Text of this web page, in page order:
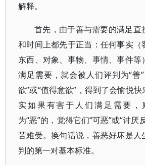
解释。
首先，由于善与需要的满足直
和时间上都先于正当：任何事实（
东西、对象、事物、事情、事件等
满足需要，就会被人们评判为“善
欲”或“值得意欲”，得到了会愉悦
实如果有害于人们满足需要，
为“恶”的，觉得它们“可恶”或“讨厌
苦难受。换句话说，善恶好坏是人
判的第一对基本标准。